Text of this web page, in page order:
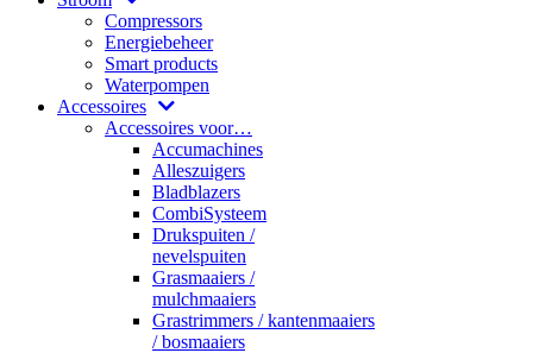
Compressors
Energiebeheer
Smart products
Waterpompen
Accessoires
Accessoires voor…
Accumachines
Alleszuigers
Bladblazers
CombiSysteem
Drukspuiten /
nevelspuiten
Grasmaaiers /
mulchmaaiers
Grastrimmers / kantenmaaiers
/ bosmaaiers